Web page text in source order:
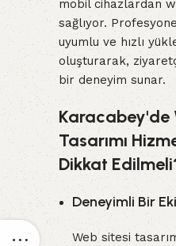
mobil cihazlardan
sağlıyor.
uyumlu ve hızlı
oluşturarak,
bir deneyim sunar.
Karacabey'de
Tasarımı
Dikkat
Deneyimli Bir
Web sitesi